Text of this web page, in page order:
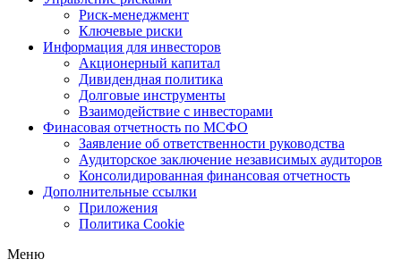
Риск-менеджмент
Ключевые риски
Информация для инвесторов
Акционерный капитал
Дивидендная политика
Долговые инструменты
Взаимодействие с инвеcторами
Финасовая отчетность по МСФО
Заявление об ответственности руководства
Аудиторское заключение независимых аудиторов
Консолидированная финансовая отчетность
Дополнительные ссылки
Приложения
Политика Cookie
Меню